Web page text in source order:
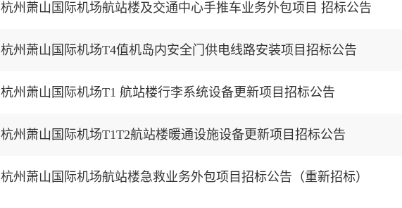
杭州萧山国际机场航站楼及交通中心手推车业务外包项目 招标公告
杭州萧山国际机场T4值机岛内安全门供电线路安装项目招标公告
杭州萧山国际机场T1 航站楼行李系统设备更新项目招标公告
杭州萧山国际机场T1T2航站楼暖通设施设备更新项目招标公告
杭州萧山国际机场航站楼急救业务外包项目招标公告（重新招标）